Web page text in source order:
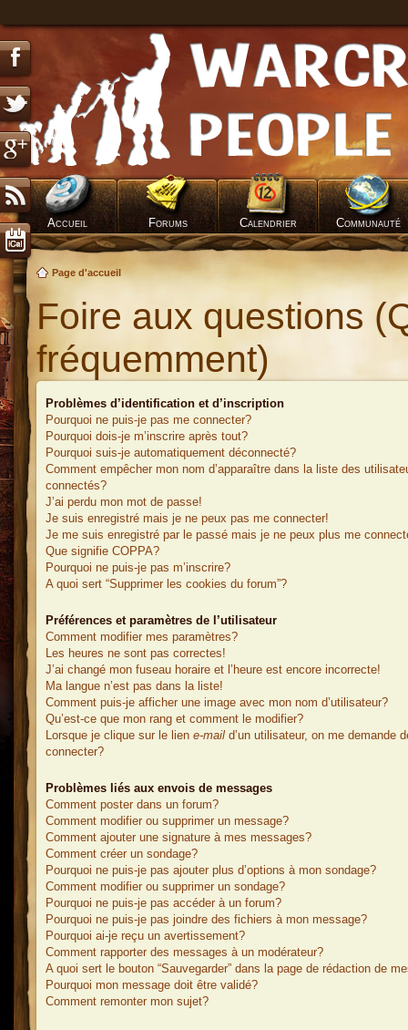
Accueil Forums Calendrier Communauté
Page d'accueil
Foire aux questions
fréquemment)
Problèmes d’identification et d’inscription
Pourquoi ne puis-je pas me connecter?
Pourquoi dois-je m’inscrire après tout?
Pourquoi suis-je automatiquement déconnecté?
Comment empêcher mon nom d’apparaître dans la liste des
connectés?
J’ai perdu mon mot de passe!
Je suis enregistré mais je ne peux pas me connecter!
Je me suis enregistré par le passé mais je ne peux plus me
Que signifie COPPA?
Pourquoi ne puis-je pas m’inscrire?
A quoi sert “Supprimer les cookies du forum”?
Préférences et paramètres de l’utilisateur
Comment modifier mes paramètres?
Les heures ne sont pas correctes!
J’ai changé mon fuseau horaire et l’heure est encore incorrecte!
Ma langue n’est pas dans la liste!
Comment puis-je afficher une image avec mon nom d’utilisateur?
Qu’est-ce que mon rang et comment le modifier?
Lorsque je clique sur le lien e-mail d’un utilisateur, on me demande
connecter?
Problèmes liés aux envois de messages
Comment poster dans un forum?
Comment modifier ou supprimer un message?
Comment ajouter une signature à mes messages?
Comment créer un sondage?
Pourquoi ne puis-je pas ajouter plus d’options à mon sondage?
Comment modifier ou supprimer un sondage?
Pourquoi ne puis-je pas accéder à un forum?
Pourquoi ne puis-je pas joindre des fichiers à mon message?
Pourquoi ai-je reçu un avertissement?
Comment rapporter des messages à un modérateur?
A quoi sert le bouton “Sauvegarder” dans la page de rédaction de
Pourquoi mon message doit être validé?
Comment remonter mon sujet?